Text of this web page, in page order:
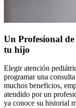
Un Profesional
tu hijo
Elegir atención
programar una
muchos beneficios,
atendido por un
ya conoce su historial